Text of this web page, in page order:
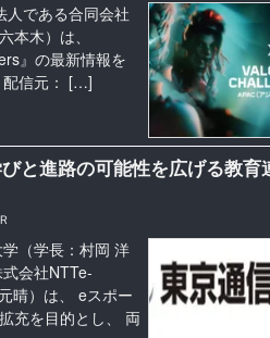
人である合同会社
本木）は、
』の最新情報を
配信元： […]
と進路の可能性を広げる教育
（学長：村岡 洋
会社NTTe-
晴）は、 eスポー
充を目的とし、 両